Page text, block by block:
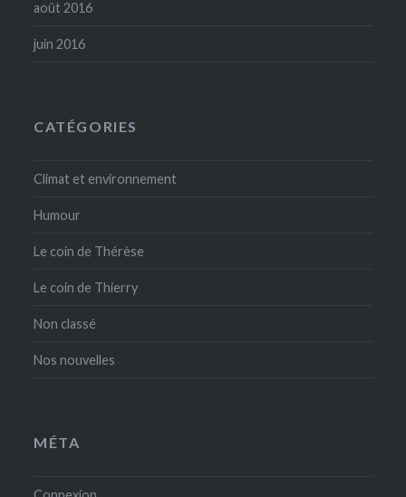
août 2016
juin 2016
CATÉGORIES
Climat et environnement
Humour
Le coin de Thérèse
Le coin de Thierry
Non classé
Nos nouvelles
MÉTA